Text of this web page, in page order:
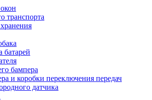
транспорта
батарей
бампера
и коробки переключения передач
датчика